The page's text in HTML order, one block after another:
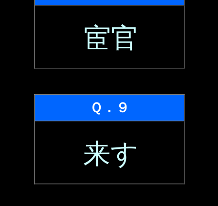
宦官
Ｑ．９
来す